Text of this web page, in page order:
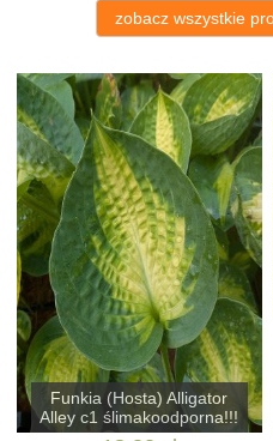
zobacz wszystkie
Funkia (Hosta) Alligator
Alley c1 ślimakoodporna!!!